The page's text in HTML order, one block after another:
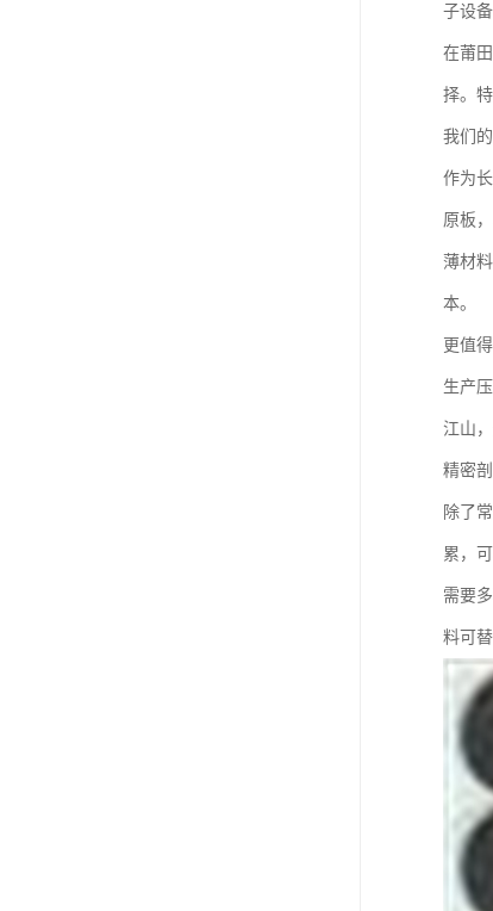
子设
在莆
择。
我们
作为
原板
薄材
本。
更值
生产
江山
精密
除了
累，
需要
料可